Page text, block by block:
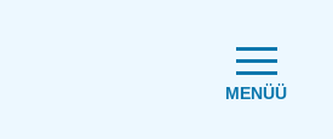
MENÜÜ